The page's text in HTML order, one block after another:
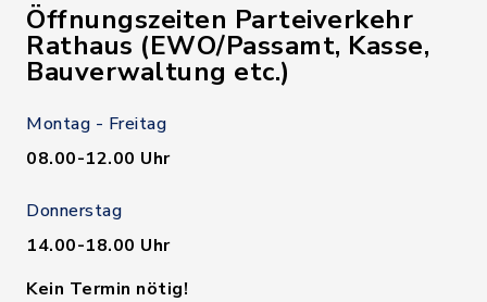
Öffnungszeiten Parteiverkehr
Rathaus (EWO/Passamt, Kasse,
Bauverwaltung etc.)
Montag - Freitag
08.00-12.00 Uhr
Donnerstag
14.00-18.00 Uhr
Kein Termin nötig!